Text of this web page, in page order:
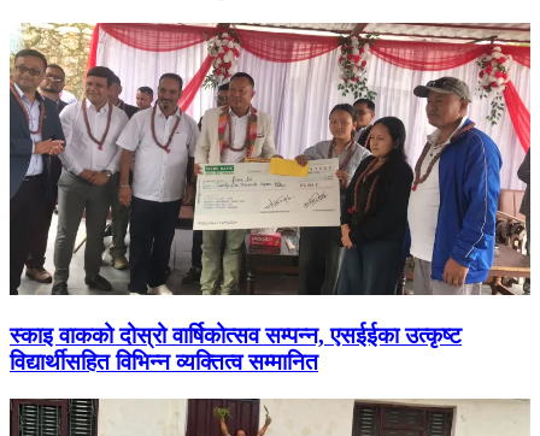
स्काइ वाकको दोस्रो वार्षिकोत्सव सम्पन्न, एसईईका उत्कृष्ट
विद्यार्थीसहित विभिन्न व्यक्तित्व सम्मानित